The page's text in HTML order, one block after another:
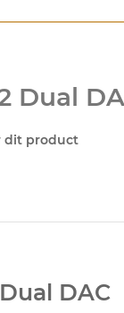
Dual
dit product
DAC